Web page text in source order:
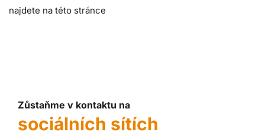
najdete na této stránce
Zůstaňme v kontaktu na
sociálních sítích